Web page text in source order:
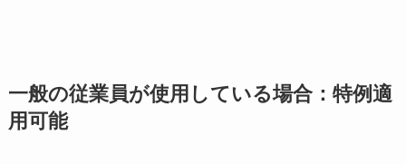
一般の従業員が使用している場合：特例適
用可能